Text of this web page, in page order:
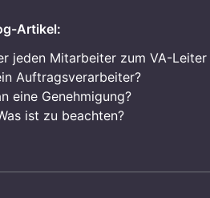
Artikel:
jeden Mitarbeiter zum VA-Leiter
Auftragsverarbeiter?
eine Genehmigung?
ist zu beachten?